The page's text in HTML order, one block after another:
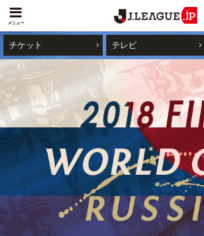
メニュー
チケット テレビ